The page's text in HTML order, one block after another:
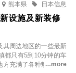
熊本県 日本信息
设施及新装修
其周边地区的一些最新
都只有5到10分钟的车
方充满了各种魅力，包